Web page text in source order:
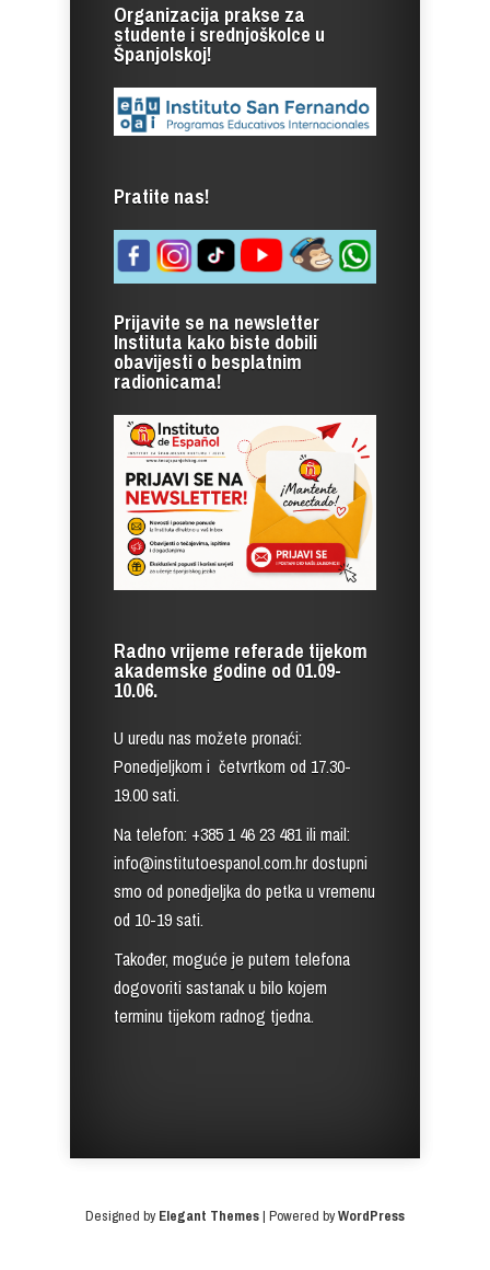
Organizacija prakse za
studente i srednjoškolce u
Španjolskoj!
Pratite nas!
Prijavite se na newsletter
Instituta kako biste dobili
obavijesti o besplatnim
radionicama!
Radno vrijeme referade tijekom
akademske godine od 01.09-
10.06.
U uredu nas možete pronaći:
Ponedjeljkom i četvrtkom od 17.30-
19.00 sati.
Na telefon: +385 1 46 23 481 ili mail:
info@institutoespanol.com.hr dostupni
smo od ponedjeljka do petka u vremenu
od 10-19 sati.
Također, moguće je putem telefona
dogovoriti sastanak u bilo kojem
terminu tijekom radnog tjedna.
Designed by Elegant Themes| Powered byWordPress